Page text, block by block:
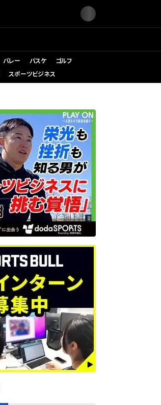
バレー バスケ
ゴルフ
スポーツビジネス